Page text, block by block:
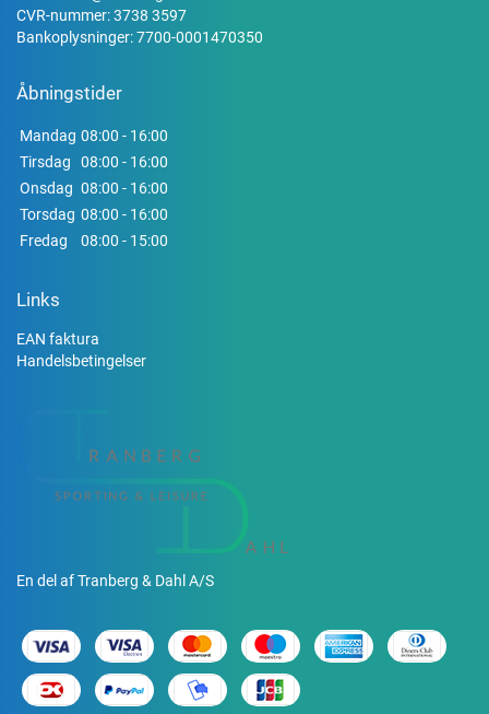
CVR-nummer: 3738 3597
Bankoplysninger: 7700-0001470350
Åbningstider
Mandag 08:00 - 16:00
Tirsdag
08:00 - 16:00
Onsdag 08:00 - 16:00
Torsdag 08:00 - 16:00
Fredag
08:00 - 15:00
Links
EAN faktura
Handelsbetingelser
En del af Tranberg & Dahl A/S